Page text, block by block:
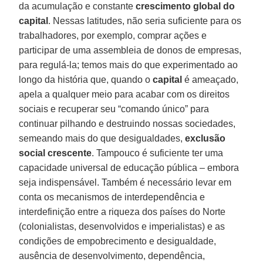
da acumulação e constantecrescimento global do
capital . Nessas latitudes, não seria suficiente para os
trabalhadores, por exemplo, comprar ações e
participar de uma assembleia de donos de empresas,
para regulá-la; temos mais do que experimentado ao
longo da história que, quando ocapital é ameaçado,
apela a qualquer meio para acabar com os direitos
sociais e recuperar seu “comando único” para
continuar pilhando e destruindo nossas sociedades,
semeando mais do que desigualdades,exclusão
social crescente. Tampouco é suficiente ter uma
capacidade universal de educação pública – embora
seja indispensável. Também é necessário levar em
conta os mecanismos de interdependência e
interdefinição entre a riqueza dos países do Norte
(colonialistas, desenvolvidos e imperialistas) e as
condições de empobrecimento e desigualdade,
ausência de desenvolvimento, dependência,